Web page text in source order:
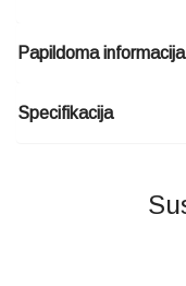
Papildoma informacija
Specifikacija